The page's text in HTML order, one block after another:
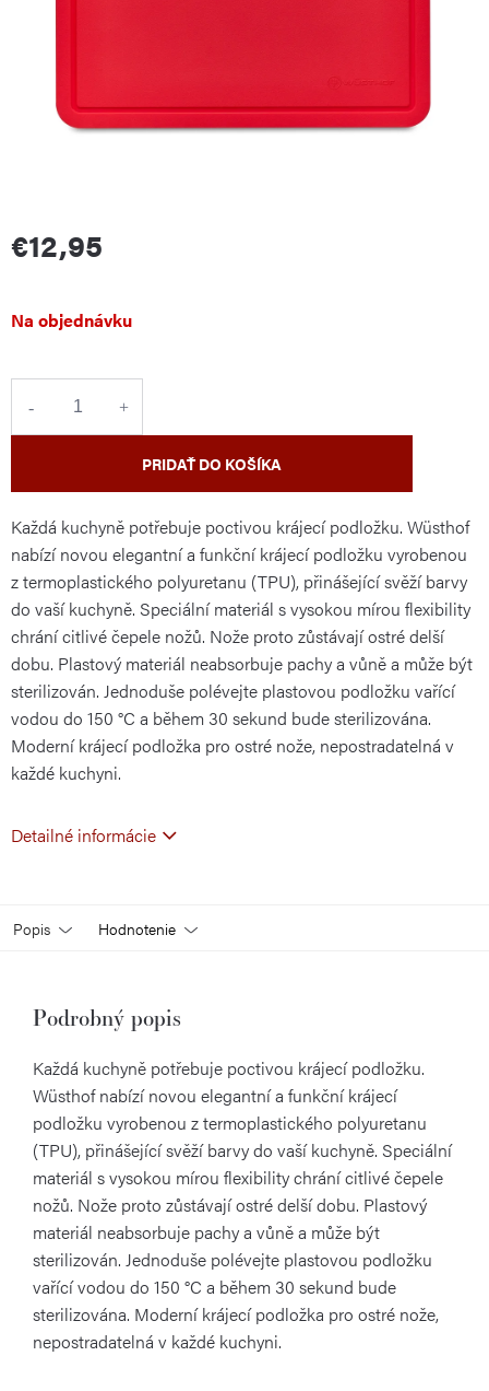
€12,95
Jednotková
cena:
Na objednávku
PRIDAŤ DO KOŠÍKA
Každá kuchyně potřebuje poctivou krájecí podložku. Wüsthof
nabízí novou elegantní a funkční krájecí podložku vyrobenou
z termoplastického polyuretanu (TPU), přinášející svěží barvy
do vaší kuchyně. Speciální materiál s vysokou mírou flexibility
chrání citlivé čepele nožů. Nože proto zůstávají ostré delší
dobu. Plastový materiál neabsorbuje pachy a vůně a může být
sterilizován. Jednoduše polévejte plastovou podložku vařící
vodou do 150 °C a během 30 sekund bude sterilizována.
Moderní krájecí podložka pro ostré nože, nepostradatelná v
každé kuchyni.
Detailné informácie
Popis Hodnotenie
Podrobný popis
Každá kuchyně potřebuje poctivou krájecí podložku.
Wüsthof nabízí novou elegantní a funkční krájecí
podložku vyrobenou z termoplastického polyuretanu
(TPU), přinášející svěží barvy do vaší kuchyně. Speciální
materiál s vysokou mírou flexibility chrání citlivé čepele
nožů. Nože proto zůstávají ostré delší dobu. Plastový
materiál neabsorbuje pachy a vůně a může být
sterilizován. Jednoduše polévejte plastovou podložku
vařící vodou do 150 °C a během 30 sekund bude
sterilizována. Moderní krájecí podložka pro ostré nože,
nepostradatelná v každé kuchyni.